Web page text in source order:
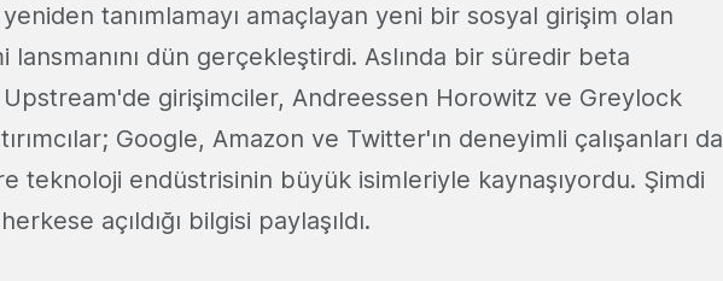
tanımlamayı amaçlayan yeni bir sosyal girişim olan
lansmanını dün gerçekleştirdi. Aslında bir süredir beta
Upstream'de girişimciler, Andreessen Horowitz ve Greylock
Google, Amazon ve Twitter'ın deneyimli çalışanları da
teknoloji endüstrisinin büyük isimleriyle kaynaşıyordu. Şimdi
açıldığı bilgisi paylaşıldı.